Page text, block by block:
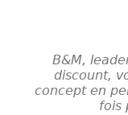
B&M,
discount,
concept en
fois